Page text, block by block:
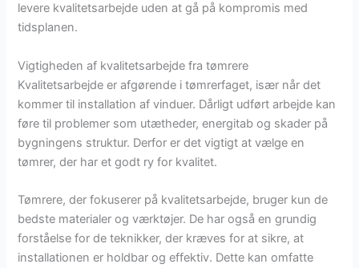
levere kvalitetsarbejde uden at gå på kompromis med
tidsplanen.
Vigtigheden af kvalitetsarbejde fra tømrere
Kvalitetsarbejde er afgørende i tømrerfaget, især når det
kommer til installation af vinduer. Dårligt udført arbejde kan
føre til problemer som utætheder, energitab og skader på
bygningens struktur. Derfor er det vigtigt at vælge en
tømrer, der har et godt ry for kvalitet.
Tømrere, der fokuserer på kvalitetsarbejde, bruger kun de
bedste materialer og værktøjer. De har også en grundig
forståelse for de teknikker, der kræves for at sikre, at
installationen er holdbar og effektiv. Dette kan omfatte